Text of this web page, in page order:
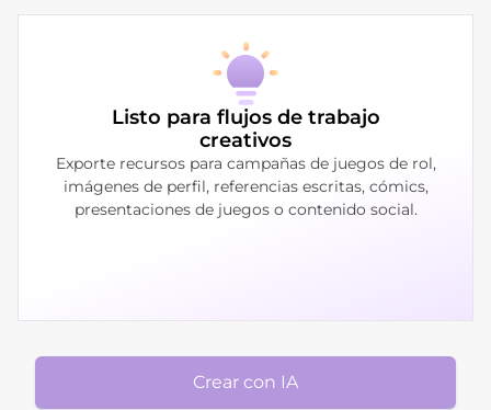
Listo para flujos de trabajo
creativos
Exporte recursos para campañas de juegos de rol,
imágenes de perfil, referencias escritas, cómics,
presentaciones de juegos o contenido social.
Crear con IA